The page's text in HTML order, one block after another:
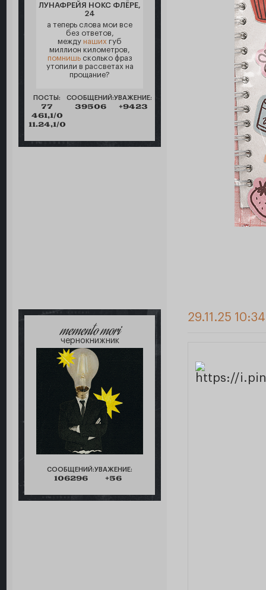
ЛУНАФРЕЙЯ НОКС ФЛЁРЕ,
24
а теперь слова мои все
без ответов,
между наших губ
миллион километров,
помнишьсколько фраз
утопили в рассветах на
прощание?
ПОСТЫ:
77
461,1/0
11.24,1/0
СООБЩЕНИЙ:
39506
УВАЖЕНИЕ:
+9423
memento mori
чернокнижник
СООБЩЕНИЙ:
106296
УВАЖЕНИЕ:
+56
29.11.25